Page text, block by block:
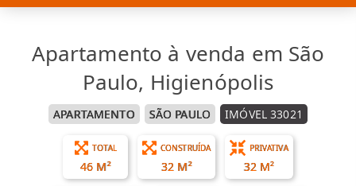
Apartamento à venda em São
Paulo, Higienópolis
APARTAMENTO SÃO PAULO IMÓVEL 33021
TOTAL
46 M²
CONSTRUÍDA
32 M²
PRIVATIVA
32 M²